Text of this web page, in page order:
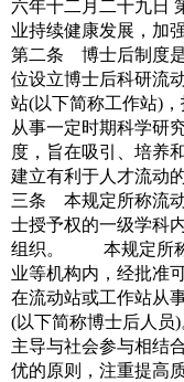
六年十二月二十九日
业持续健康发展，
第二条 博士后制度
位设立博士后科研流
站(以下简称工作站)
从事一定时期科学
度，旨在吸引、培养
建立有利于人才流
三条 本规定所称流
士授予权的一级学科
组织。 本规定所称
业等机构内，经批
在流动站或工作站从
(以下简称博士后人
主导与社会参与相结
优的原则，注重提高